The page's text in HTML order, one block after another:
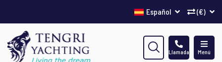
(€)
Español
Menú
Llamada